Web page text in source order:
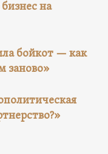
на
бойкот — как
заново»